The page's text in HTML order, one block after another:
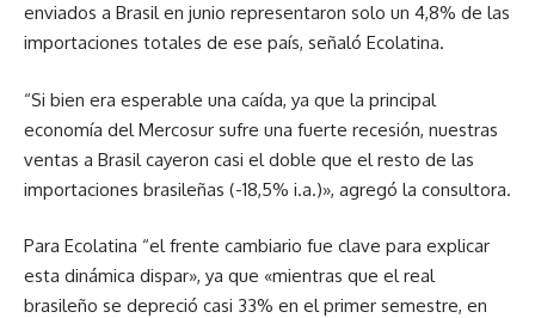
enviados a Brasil en junio representaron solo un 4,8% de las
importaciones totales de ese país, señaló Ecolatina.
“Si bien era esperable una caída, ya que la principal
economía del Mercosur sufre una fuerte recesión, nuestras
ventas a Brasil cayeron casi el doble que el resto de las
importaciones brasileñas (-18,5% i.a.)», agregó la consultora.
Para Ecolatina “el frente cambiario fue clave para explicar
esta dinámica dispar», ya que «mientras que el real
brasileño se depreció casi 33% en el primer semestre, en